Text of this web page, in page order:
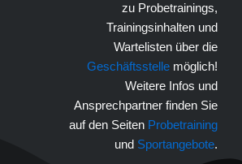
zu Probetrainings,
Trainingsinhalten und
Wartelisten über die
Geschäftsstelle möglich!
Weitere Infos und
Ansprechpartner finden Sie
auf den Seiten Probetraining
und Sportangebote.